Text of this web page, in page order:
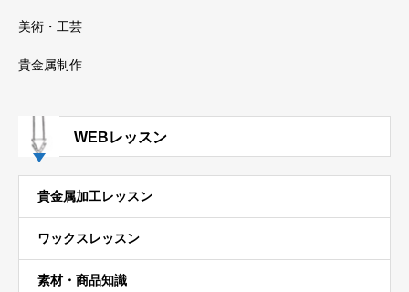
美術・工芸
貴金属制作
WEBレッスン
貴金属加工レッスン
ワックスレッスン
素材・商品知識